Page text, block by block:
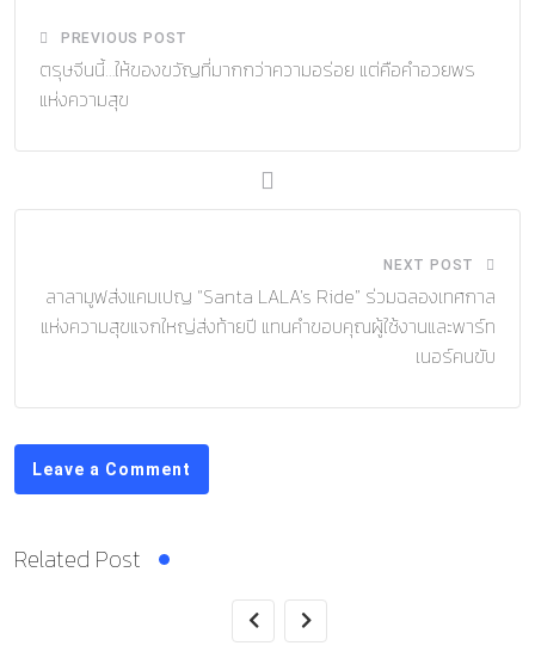
PREVIOUS POST
ตรุษจีนนี้…ให้ของขวัญที่มากกว่าความอร่อย แต่คือคำอวยพร
แห่งความสุข
NEXT POST
ลาลามูฟส่งแคมเปญ “Santa LALA’s Ride” ร่วมฉลองเทศกาล
แห่งความสุขแจกใหญ่ส่งท้ายปี แทนคำขอบคุณผู้ใช้งานและพาร์ท
เนอร์คนขับ
Leave a Comment
Related Post